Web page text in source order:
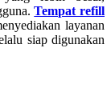
Tempat refill
layanan
siap digunakan